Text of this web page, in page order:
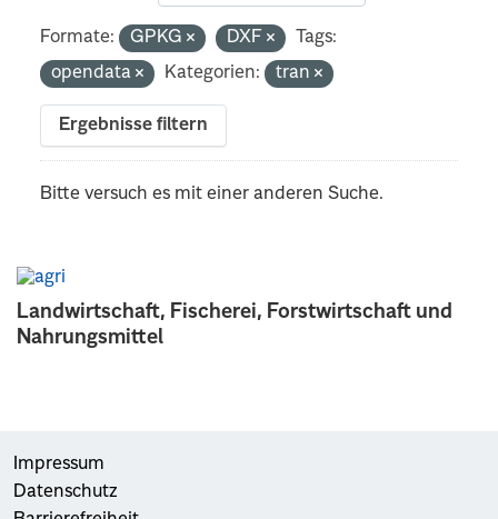
Landwirtschaft, Fischerei, Forstwirtschaft und
Nahrungsmittel
Formate: GPKG DXF
Tags:
opendata
Kategorien: tran
Ergebnisse filtern
Bitte versuch es mit einer anderen Suche.
Impressum
Datenschutz